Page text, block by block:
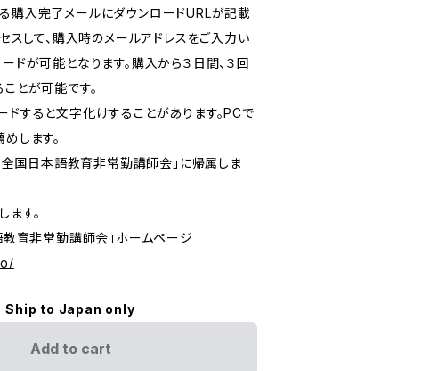
購入完了メールにダウンロードURLが記載
スして、購入時のメールアドレスをご入力い
ドが可能となります。購入から３日間、３回
とが可能です。
すると文字化けすることがあります。PCで
します。
国日本語教育非常勤講師会」に帰属しま
す。
育非常勤講師会」ホームページ
Ship to Japan only
Add to cart